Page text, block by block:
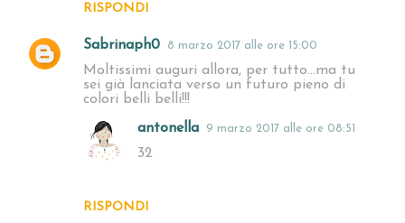
RISPONDI
Sabrinaph0 8 marzo 2017 alle ore 15:00
Moltissimi auguri allora, per tutto...ma tu
sei già lanciata verso un futuro pieno di
colori belli belli!!!
RISPONDI
antonella 9 marzo 2017 alle ore 08:51
32